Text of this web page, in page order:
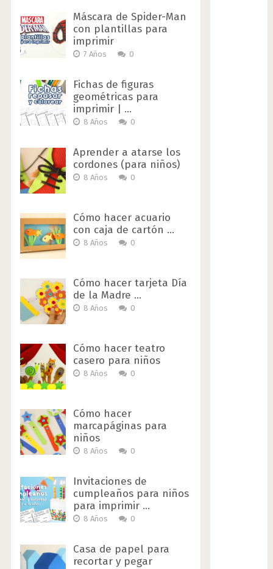
Máscara de Spider-Man
con plantillas para
imprimir
7 Años 0
Fichas de figuras
geométricas para
imprimir | …
8 Años 0
Aprender a atarse los
cordones (para niños)
8 Años 0
Cómo hacer acuario
con caja de cartón …
8 Años 0
Cómo hacer tarjeta Día
de la Madre …
8 Años 0
Cómo hacer teatro
casero para niños
8 Años 0
Cómo hacer
marcapáginas para
niños
8 Años 0
Invitaciones de
cumpleaños para niños
para imprimir …
8 Años 0
Casa de papel para
recortar y pegar